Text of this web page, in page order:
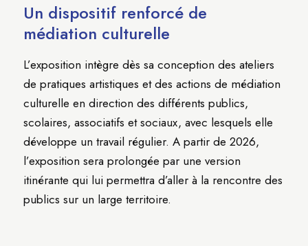
Un dispositif renforcé de
médiation culturelle
L’exposition intègre dès sa conception des ateliers
de pratiques artistiques et des actions de médiation
culturelle en direction des différents publics,
scolaires, associatifs et sociaux, avec lesquels elle
développe un travail régulier. A partir de 2026,
l’exposition sera prolongée par une version
itinérante qui lui permettra d’aller à la rencontre des
publics sur un large territoire.